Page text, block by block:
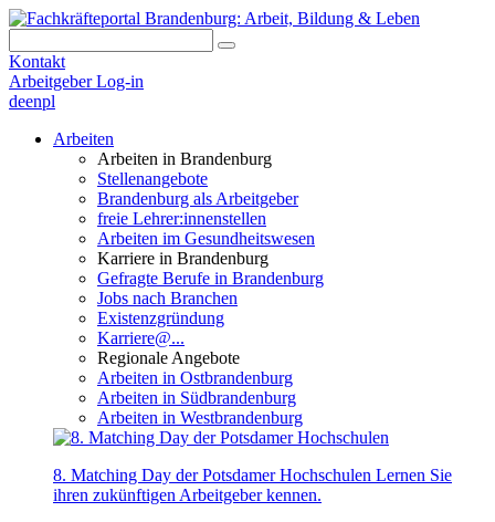
Kontakt
Arbeitgeber Log-in
deenpl
Arbeiten
Arbeiten in Brandenburg
Stellenangebote
Brandenburg als Arbeitgeber
freie Lehrer:innenstellen
Arbeiten im Gesundheitswesen
Karriere in Brandenburg
Gefragte Berufe in Brandenburg
Jobs nach Branchen
Existenzgründung
Karriere@...
Regionale Angebote
Arbeiten in Ostbrandenburg
Arbeiten in Südbrandenburg
Arbeiten in Westbrandenburg
8. Matching Day der Potsdamer Hochschulen Lernen Sie
ihren zukünftigen Arbeitgeber kennen.